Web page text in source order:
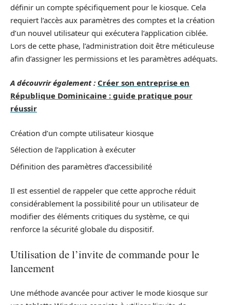
définir un compte spécifiquement pour le kiosque. Cela
requiert l’accès aux paramètres des comptes et la création
d’un nouvel utilisateur qui exécutera l’application ciblée.
Lors de cette phase, l’administration doit être méticuleuse
afin d’assigner les permissions et les paramètres adéquats.
A découvrir également : Créer son entreprise en
République Dominicaine : guide pratique pour
réussir
Création d’un compte utilisateur kiosque
Sélection de l’application à exécuter
Définition des paramètres d’accessibilité
Il est essentiel de rappeler que cette approche réduit
considérablement la possibilité pour un utilisateur de
modifier des éléments critiques du système, ce qui
renforce la sécurité globale du dispositif.
Utilisation de l’invite de commande pour le
lancement
Une méthode avancée pour activer le mode kiosque sur